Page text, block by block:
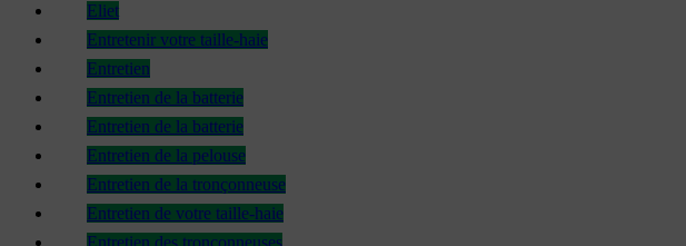
Eliet
Entretenir votre taille-haie
Entretien
Entretien de la batterie
Entretien de la batterie
Entretien de la pelouse
Entretien de la tronçonneuse
Entretien de votre taille-haie
Entretien des tronçonneuses